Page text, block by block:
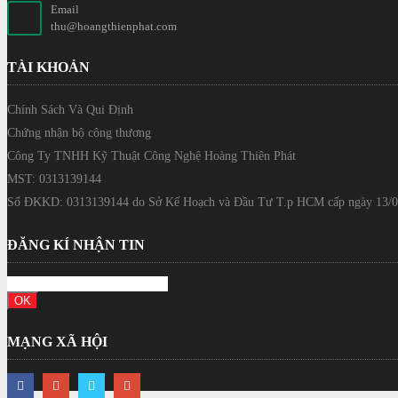
Email
thu@hoangthienphat.com
TÀI KHOẢN
Chính Sách Và Qui Định
Chứng nhận bộ công thương
Công Ty TNHH Kỹ Thuật Công Nghệ Hoàng Thiên Phát
MST: 0313139144
Số ĐKKD: 0313139144 do Sở Kế Hoạch và Đầu Tư T.p HCM cấp ngày 13/
ĐĂNG KÍ NHẬN TIN
MẠNG XÃ HỘI